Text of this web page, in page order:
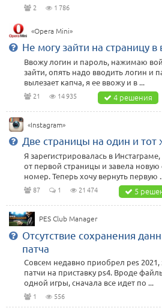
2 1 786
«Opera Mini»
Не могу зайти на страницу в
Ввожу логин и пароль, нажимаю
зайти, опять надо вводить логин и
вылезает капча, я ее ввожу и в ...
21 14 935 4 решения
«Instagram»
Две страницы на один и
Я зарегистрировалась в
от первой страницы и завела
номер. Теперь хочу вернуть первую
87 1 21 474 5
PES Club Manager
Отсутствие сохранения
патча
Совсем недавно приобрел pes 2021,
патчи на приставку ps4. Вроде
одной игры, сначала все идет по ...
1 556